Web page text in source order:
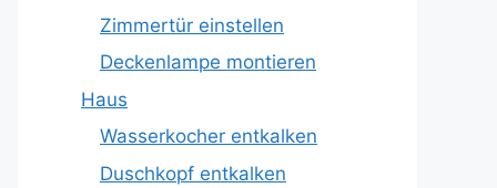
Zimmertür einstellen
Deckenlampe montieren
Haus
Wasserkocher entkalken
Duschkopf entkalken